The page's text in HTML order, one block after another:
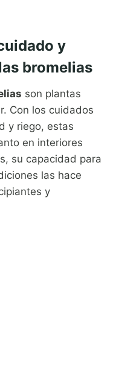
y
bromelias
son plantas
Con los cuidados
y riego, estas
en interiores
su capacidad para
las hace
y